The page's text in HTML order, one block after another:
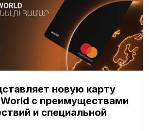
новую карту
с преимуществами
и специальной